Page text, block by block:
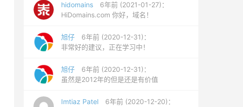
hidomains
6年前 (2021-01-27)：
HiDomains.com 你好，域名！
旭仔
6年前 (2020-12-31)：
非常好的建议，正在学习中！
旭仔
6年前 (2020-12-31)：
虽然是2012年的但是还是有价值
Imtiaz Patel
6年前 (2020-12-20)：